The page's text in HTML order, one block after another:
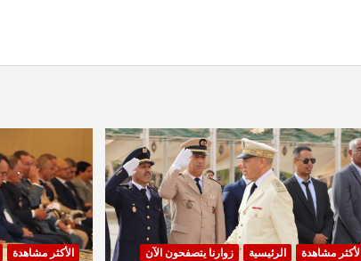
الأكثر مشاهدة الرئيسية
زوارنا يتصفحون الآن
الأكثر مشاهدة